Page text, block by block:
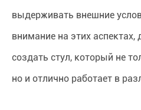
выдерживать внешние
внимание на этих
создать стул, который не
но и отлично работает в